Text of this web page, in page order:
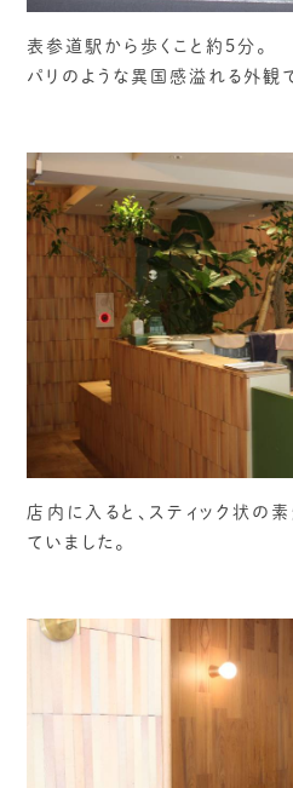
表参道駅から歩くこと約5分。
パリのような異国感溢れる外観
店内に入ると、スティック状の
ていました。